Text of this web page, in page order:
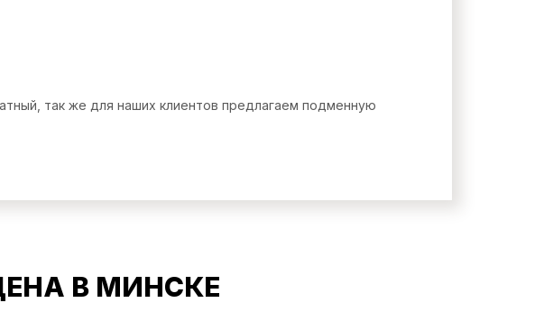
так же для наших клиентов предлагаем подменную
В МИНСКЕ